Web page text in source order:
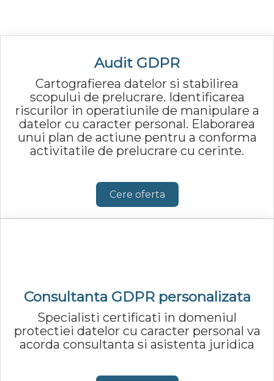
Audit GDPR
Cartografierea datelor si stabilirea
scopului de prelucrare. Identificarea
riscurilor in operatiunile de manipulare a
datelor cu caracter personal. Elaborarea
unui plan de actiune pentru a conforma
activitatile de prelucrare cu cerinte.
Cere oferta
Consultanta GDPR personalizata
Specialisti certificati in domeniul
protectiei datelor cu caracter personal va
acorda consultanta si asistenta juridica